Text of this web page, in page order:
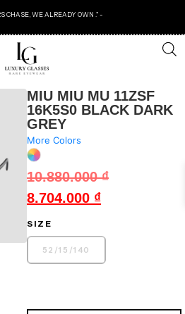
CHASE, WE ALREADY OWN ." -
MIU MIU MU 11ZSF
16K5S0 BLACK DARK
GREY
More Colors
10.880.000₫
8.704.000 ₫
SIZE
52 /15 /140